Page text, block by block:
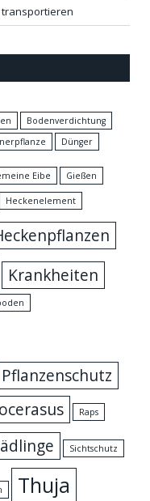
Bodenverdichtung
Dünger
Eibe Gießen
Heckenelement
Krankheiten
Pflanzenschutz
Raps
Sichtschutz
Thuja